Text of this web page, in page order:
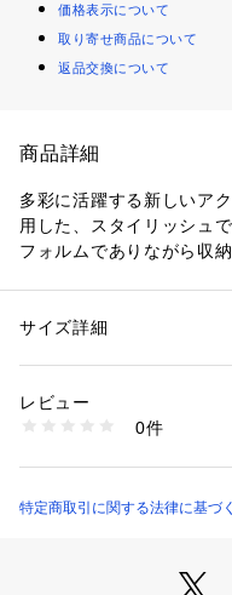
価格表示について
取り寄せ商品について
返品交換について
商品詳細
多彩に活躍する新しいア
用した、スタイリッシュ
フォルムでありながら収
つ、スライドポケット3
Working Group（LWG）
幅約19.7cm x 厚さ約
パートメントx2, スライド
性別：レディース
素材：表地：レザー 裏地：ポ
商品番号：
SWL2903001 （ショップ）
サイズ詳細
レビュー
0件
特定商取引に関する法律に基づ